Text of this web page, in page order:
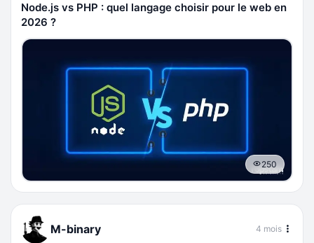
Node.js vs PHP : quel langage choisir pour le web en
2026 ?
250
M-binary 4 mois